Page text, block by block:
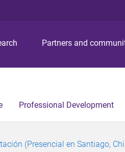
Partners and
Professional Development
(Presencial en Santiago,